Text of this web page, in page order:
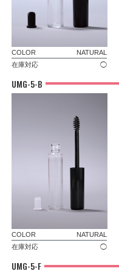
COLOR
NATURAL
在庫対応
◯
UMG-5-B
COLOR
NATURAL
在庫対応
◯
UMG-5-F